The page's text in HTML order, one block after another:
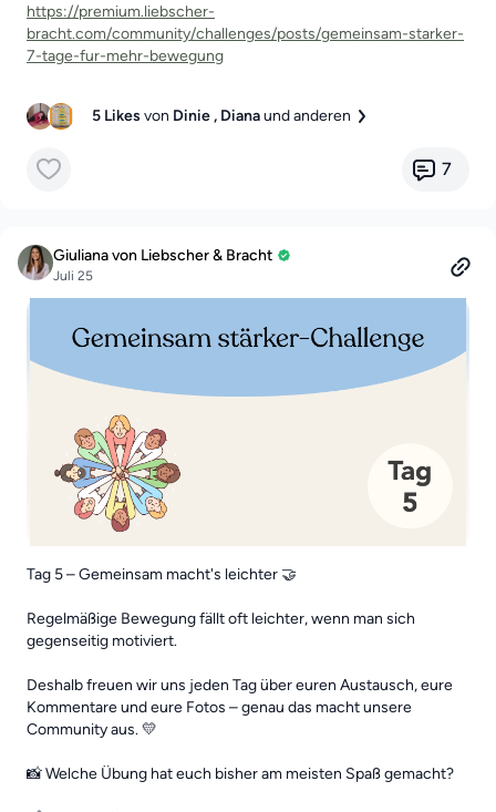
https://premium.liebscher-
bracht.com/community/challenges/posts/gemeinsam-starker-
7-tage-fur-mehr-bewegung
5 Likes von Dinie , Dianaund anderen
7
Giuliana von Liebscher & Bracht
Juli 25
Tag 5 – Gemeinsam macht's leichter 🤝
Regelmäßige Bewegung fällt oft leichter, wenn man sich
gegenseitig motiviert.
Deshalb freuen wir uns jeden Tag über euren Austausch, eure
Kommentare und eure Fotos – genau das macht unsere
Community aus. 💛
📸 Welche Übung hat euch bisher am meisten Spaß gemacht?